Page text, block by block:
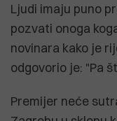
Ljudi imaju puno
pozvati onoga
novinara kako je
odgovorio je: "Pa
Premijer neće